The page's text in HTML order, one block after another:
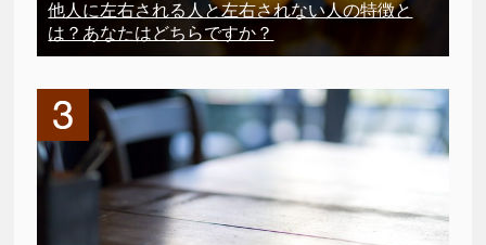
他人に左右される人と左右されない人の特徴と
は？あなたはどちらですか？